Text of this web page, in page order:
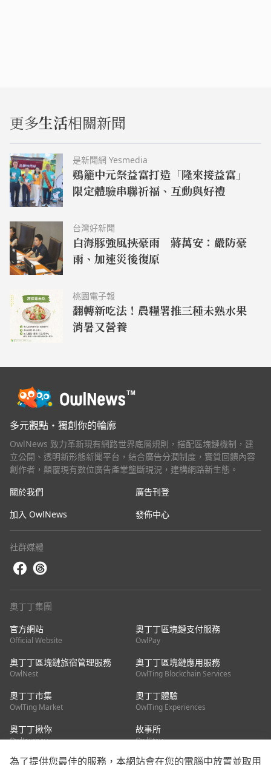
更多生活相關新聞
是新聞網 Yesmedia
鷄籠中元祭益富打造「隆來接益富」
限定體驗串聯祈福、互動與好禮
台灣好新聞
白海豚強風挾豪雨 蔣萬安：嚴防豪
雨、加速災後復原
桃園電子報
翻轉新吃法！農糧署推三種未熟水果
消暑又營養
多元觀點・獨創你的輪廓
OwlNews 致力革新現有網路世界底層規則，搭配區塊鏈機制，建
立公開、透明新形態新聞平台，結合廣告分潤制度，實質回饋內容
創作者，顛覆現有數位廣告產業壟斷現況，建構網路新生態。
關於我們
廣告刊登
加入 OwlNews
發佈中心
社群媒體
奧丁丁集團
官方網站
Official Website
奧丁丁區塊鏈支付服務
OwlPay
奧丁丁區塊鏈旅宿管理服務
OwlNest
奧丁丁區塊鏈應用服務
OwlTing Blockchain Services
奧丁丁市集
OwlTing Market
奧丁丁體驗
OwlTing Experiences
奧丁丁揪你
OwlJourney
故事所
OwlStay
為了提供您最佳的服務，本網站會在您的電腦中放置並取用